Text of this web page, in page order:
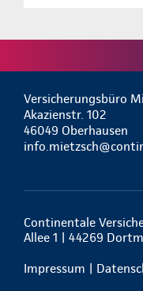
Versicherungsbüro
Akazienstr. 102
46049 Oberhausen
Continentale
Allee 1 | 44269
Impressum |